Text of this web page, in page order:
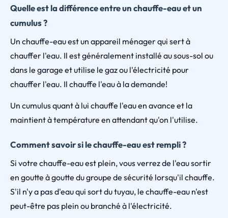
Quelle est la différence entre un chauffe-eau et un
cumulus ?
Un chauffe-eau est un appareil ménager qui sert à
chauffer l'eau. Il est généralement installé au sous-sol ou
dans le garage et utilise le gaz ou l'électricité pour
chauffer l'eau. Il chauffe l'eau à la demande!
Un cumulus quant à lui chauffe l'eau en avance et la
maintient à température en attendant qu'on l'utilise.
Comment savoir si le chauffe-eau est rempli ?
Si votre chauffe-eau est plein, vous verrez de l'eau sortir
en goutte à goutte du groupe de sécurité lorsqu'il chauffe.
S'il n'y a pas d'eau qui sort du tuyau, le chauffe-eau n'est
peut-être pas plein ou branché à l'électricité.